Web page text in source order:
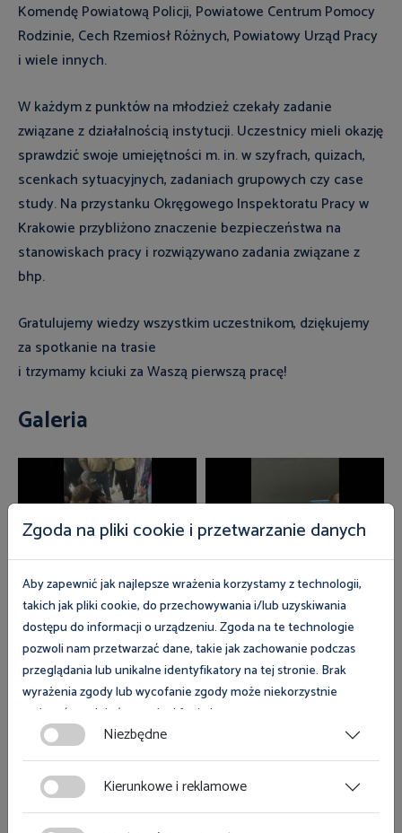
Komendę Powiatową Policji, Powiatowe Centrum Pomocy
Rodzinie, Cech Rzemiosł Różnych, Powiatowy Urząd Pracy
i wiele innych.
W każdym z punktów na młodzież czekały zadanie
związane z działalnością instytucji. Uczestnicy mieli okazję
sprawdzić swoje umiejętności m. in. w szyfrach, quizach,
scenkach sytuacyjnych, zadaniach grupowych czy case
study. Na przystanku Okręgowego Inspektoratu Pracy w
Krakowie przybliżono znaczenie bezpieczeństwa na
stanowiskach pracy i rozwiązywano zadania związane z
bhp.
Gratulujemy wiedzy wszystkim uczestnikom, dziękujemy
za spotkanie na trasie
i trzymamy kciuki za Waszą pierwszą pracę!
Galeria
Zobacz magazyn Inspektor Pracy
Zgoda na pliki cookie i przetwarzanie danych
Aby zapewnić jak najlepsze wrażenia korzystamy z technologii,
takich jak pliki cookie, do przechowywania i/lub uzyskiwania
dostępu do informacji o urządzeniu. Zgoda na te technologie
pozwoli nam przetwarzać dane, takie jak zachowanie podczas
przeglądania lub unikalne identyfikatory na tej stronie. Brak
wyrażenia zgody lub wycofanie zgody może niekorzystnie
wpłynąć na niektóre cechy i funkcje.
Zgoda na pliki cookies jest dobrowolna i można ją wycofać lub
zmodyfikować w dowolnym momencie klikając w przycisk
ciasteczka w lewym dolnym rogu strony. Więcej informacji
znajdziesz w
Niezbędne
Kierunkowe i reklamowe